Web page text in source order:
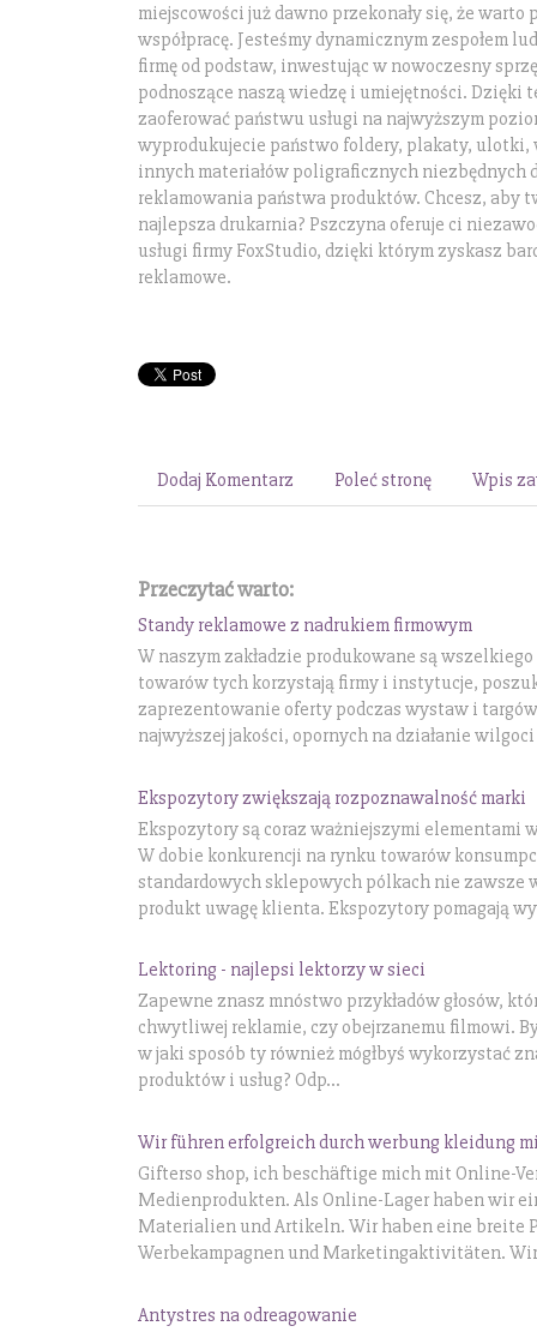
miejscowości już dawno przekonały się, że warto
współpracę. Jesteśmy dynamicznym zespołem
firmę od podstaw, inwestując w nowoczesny
podnoszące naszą wiedzę i umiejętności. Dzięki
zaoferować państwu usługi na najwyższym
wyprodukujecie państwo foldery, plakaty,
innych materiałów poligraficznych niezbędnych
reklamowania państwa produktów. Chcesz, aby
najlepsza drukarnia? Pszczyna oferuje ci
usługi firmy FoxStudio, dzięki którym zyskasz
reklamowe.
Dodaj Komentarz Poleć stronę Wpis
Przeczytać warto:
Standy reklamowe z nadrukiem firmowym
W naszym zakładzie produkowane są
towarów tych korzystają firmy i instytucje,
zaprezentowanie oferty podczas wystaw i
najwyższej jakości, opornych na działanie
Ekspozytory zwiększają rozpoznawalność marki
Ekspozytory są coraz ważniejszymi elementami
W dobie konkurencji na rynku towarów
standardowych sklepowych pólkach nie zawsze
produkt uwagę klienta. Ekspozytory pomagają
Lektoring - najlepsi lektorzy w sieci
Zapewne znasz mnóstwo przykładów głosów,
chwytliwej reklamie, czy obejrzanemu filmowi.
w jaki sposób ty również mógłbyś wykorzystać
produktów i usług? Odp...
Wir führen erfolgreich durch werbung kleidung
Gifterso shop, ich beschäftige mich mit Online-
Medienprodukten. Als Online-Lager haben wir
Materialien und Artikeln. Wir haben eine breite
Werbekampagnen und Marketingaktivitäten.
Antystres na odreagowanie